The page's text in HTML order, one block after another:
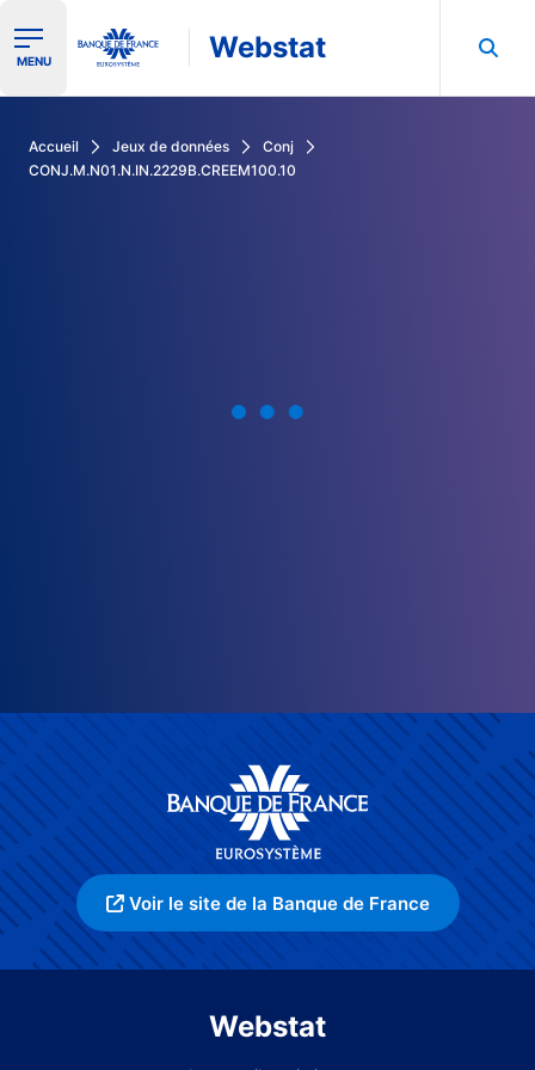
Ouvrir le menu de navigation
MENU Webstat
Accueil Jeux de données
Conj
CONJ.M.N01.N.IN.2229B.CREEM100.10
Voir le site de la Banque de France
Webstat